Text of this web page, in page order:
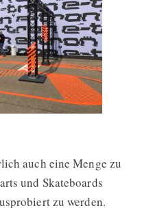
auch eine Menge zu
und Skateboards
zu werden.